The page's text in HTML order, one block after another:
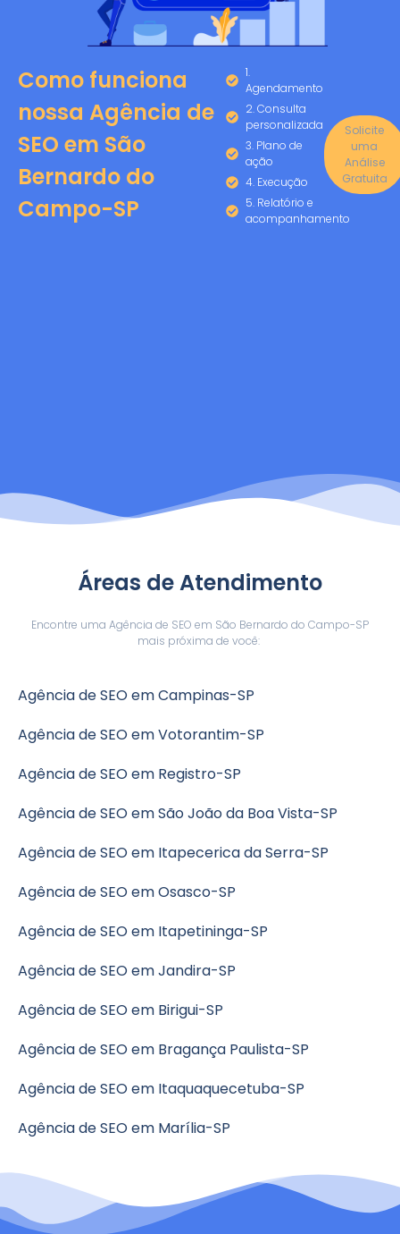
Como funciona
nossa Agência de
SEO em São
Bernardo do
Campo-SP
1.
Agendamento
2. Consulta
personalizada
3. Plano de
ação
4. Execução
5. Relatório e
acompanhamento
Solicite
uma
Análise
Gratuita
Áreas de Atendimento
Encontre uma Agência de SEO em São Bernardo do Campo-SP
mais próxima de você:
Agência de SEO em Campinas-SP
Agência de SEO em Votorantim-SP
Agência de SEO em Registro-SP
Agência de SEO em São João da Boa Vista-SP
Agência de SEO em Itapecerica da Serra-SP
Agência de SEO em Osasco-SP
Agência de SEO em Itapetininga-SP
Agência de SEO em Jandira-SP
Agência de SEO em Birigui-SP
Agência de SEO em Bragança Paulista-SP
Agência de SEO em Itaquaquecetuba-SP
Agência de SEO em Marília-SP